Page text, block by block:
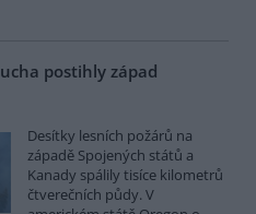
postihly západ
Desítky lesních požárů na
západě Spojených států a
Kanady spálily tisíce kilometrů
čtverečních půdy. V